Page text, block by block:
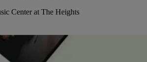
Center at The Heights